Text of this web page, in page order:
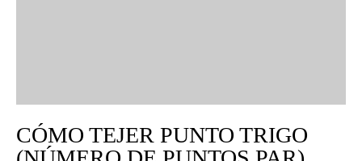
CÓMO TEJER PUNTO TRIGO